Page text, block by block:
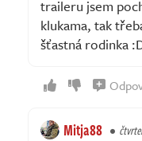
traileru jsem
klukama, tak
šťastná rodinka
Mitja88